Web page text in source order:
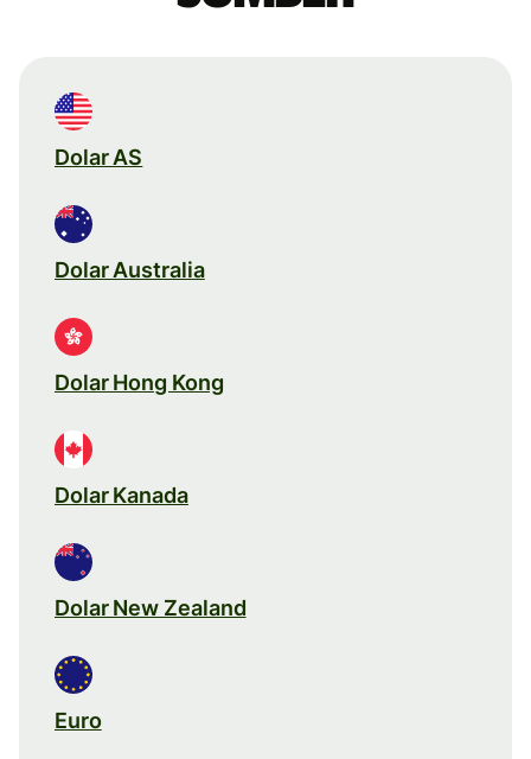
Dolar AS
Dolar Australia
Dolar Hong Kong
Dolar Kanada
Dolar New Zealand
Euro